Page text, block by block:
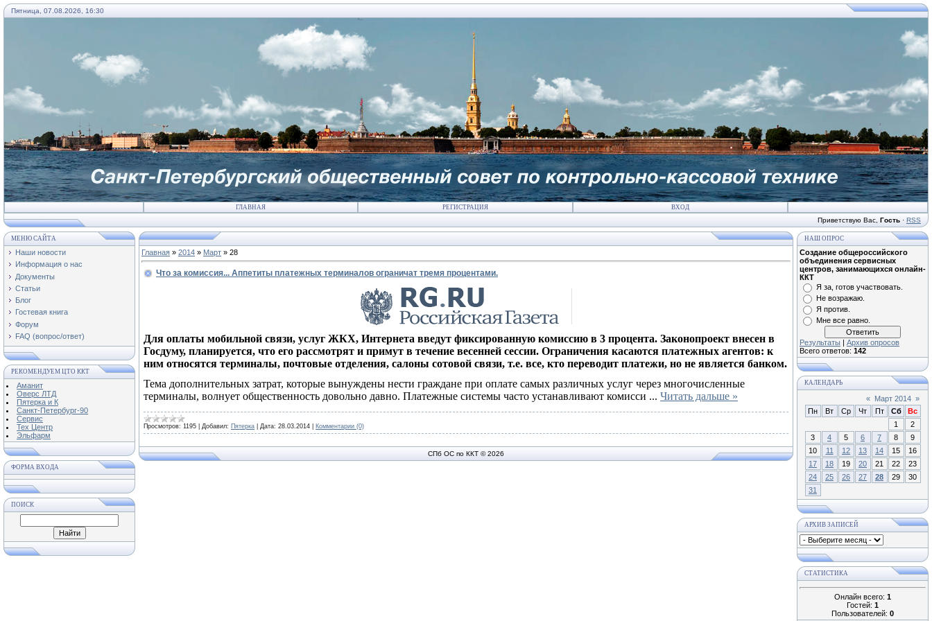
Пятница, 07.08.2026, 16:30
ГЛАВНАЯ РЕГИСТРАЦИЯ ВХОД
Приветствую Вас Гость · RSS
МЕНЮ САЙТА
Наши новости
Информация о нас
Документы
Статьи
Блог
Гостевая книга
Форум
FAQ (вопрос/ответ)
РЕКОМЕНДУЕМ ЦТО ККТ
Аманит
Оверс ЛТД
Пятерка и К
Санкт-Петербург-90
Сервис
Тех Центр
Эльфарм
ФОРМА ВХОДА
ПОИСК
Главная » 2014 » Март » 28
Что за комиссия... Аппетиты платежных терминалов ограничат тремя процентами.
Для оплаты мобильной связи, услуг ЖКХ, Интернета введут фиксированную комиссию в 3 процента. Законопроект внесен в
Госдуму, планируется, что его рассмотрят и примут в течение весенней сессии. Ограничения касаются платежных агентов: к
ним относятся терминалы, почтовые отделения, салоны сотовой связи, т.е. все, кто переводит платежи, но не является банком.
Тема дополнительных затрат, которые вынуждены нести граждане при оплате самых различных услуг через многочисленные
терминалы, волнует общественность довольно давно. Платежные системы часто устанавливают комисси ... Читать дальше »
Просмотров: 1195 Добавил: Пятерка Дата: 28.03.2014 Комментарии (0)
СПб ОС по ККТ © 2026
НАШ ОПРОС
Создание общероссийского
объединения сервисных
центров, занимающихся онлайн-
ККТ
Я за, готов участвовать.
Не возражаю.
Я против.
Мне все равно.
Результаты | Архив опросов
Всего ответов: 142
КАЛЕНДАРЬ
« Март 2014 »
Пн
Вт Ср Чт Пт Сб
Вс
1
2
3
4 5 6 7 8
9
10
11 12 13 14 15
16
17
18 19 20 21 22
23
24
25 26 27 28 29
30
31
АРХИВ ЗАПИСЕЙ
СТАТИСТИКА
Онлайн всего: 1
Гостей: 1
Пользователей: 0